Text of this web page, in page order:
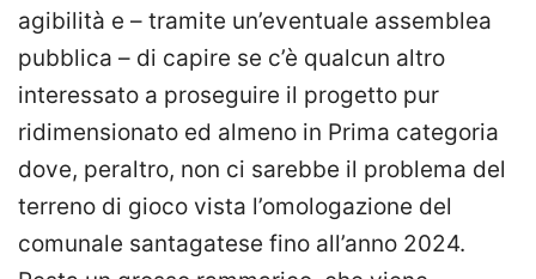
agibilità e – tramite un’eventuale assemblea
pubblica – di capire se c’è qualcun altro
interessato a proseguire il progetto pur
ridimensionato ed almeno in Prima categoria
dove, peraltro, non ci sarebbe il problema del
terreno di gioco vista l’omologazione del
comunale santagatese fino all’anno 2024.